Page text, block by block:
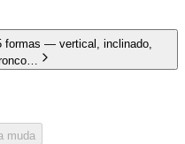
formas — vertical, inclinado,
muda